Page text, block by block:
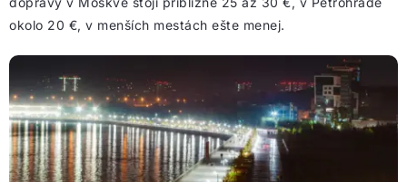
okolo 20 €, v menších mestách ešte menej.